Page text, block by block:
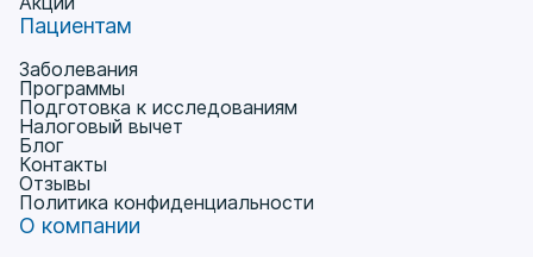
Пациентам
Заболевания
Программы
Подготовка к исследованиям
Налоговый вычет
Блог
Контакты
Отзывы
Политика конфиденциальности
О компании